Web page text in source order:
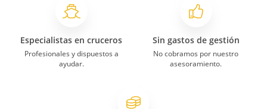
Especialistas en cruceros
Profesionales y dispuestos a
ayudar.
Sin gastos de gestión
No cobramos por nuestro
asesoramiento.